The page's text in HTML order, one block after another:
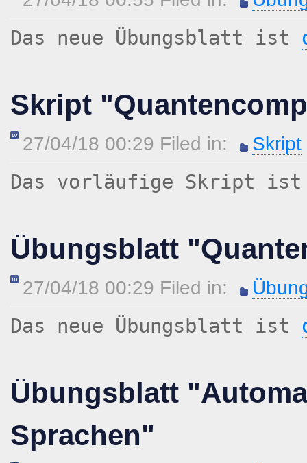
Das neue Übungsblatt ist
Skript
27/04/18 00:29 Filed in: Skript
Das vorläufige Skript
Übungsblatt
27/04/18 00:29 Filed in:
Das neue Übungsblatt ist
Übungsblatt
Sprachen"